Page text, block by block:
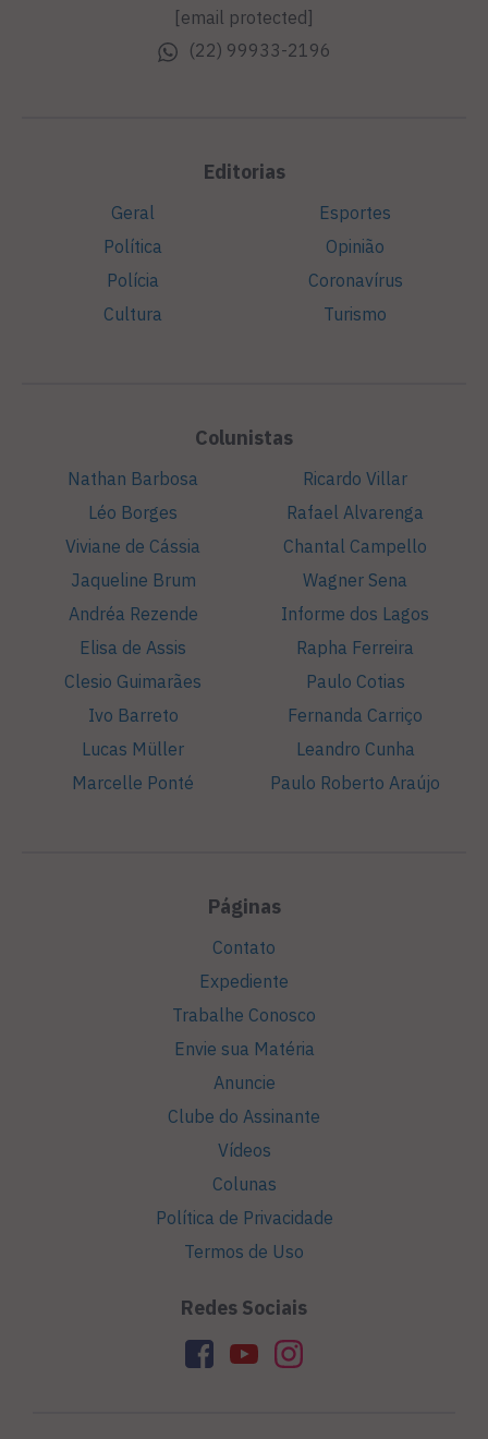
[email protected]
(22) 99933-2196
Editorias
Geral
Política
Polícia
Cultura
Esportes
Opinião
Coronavírus
Turismo
Colunistas
Nathan Barbosa
Léo Borges
Viviane de Cássia
Jaqueline Brum
Andréa Rezende
Elisa de Assis
Clesio Guimarães
Ivo Barreto
Lucas Müller
Marcelle Ponté
Ricardo Villar
Rafael Alvarenga
Chantal Campello
Wagner Sena
Informe dos Lagos
Rapha Ferreira
Paulo Cotias
Fernanda Carriço
Leandro Cunha
Paulo Roberto Araújo
Páginas
Contato
Expediente
Trabalhe Conosco
Envie sua Matéria
Anuncie
Clube do Assinante
Vídeos
Colunas
Política de Privacidade
Termos de Uso
Redes Sociais